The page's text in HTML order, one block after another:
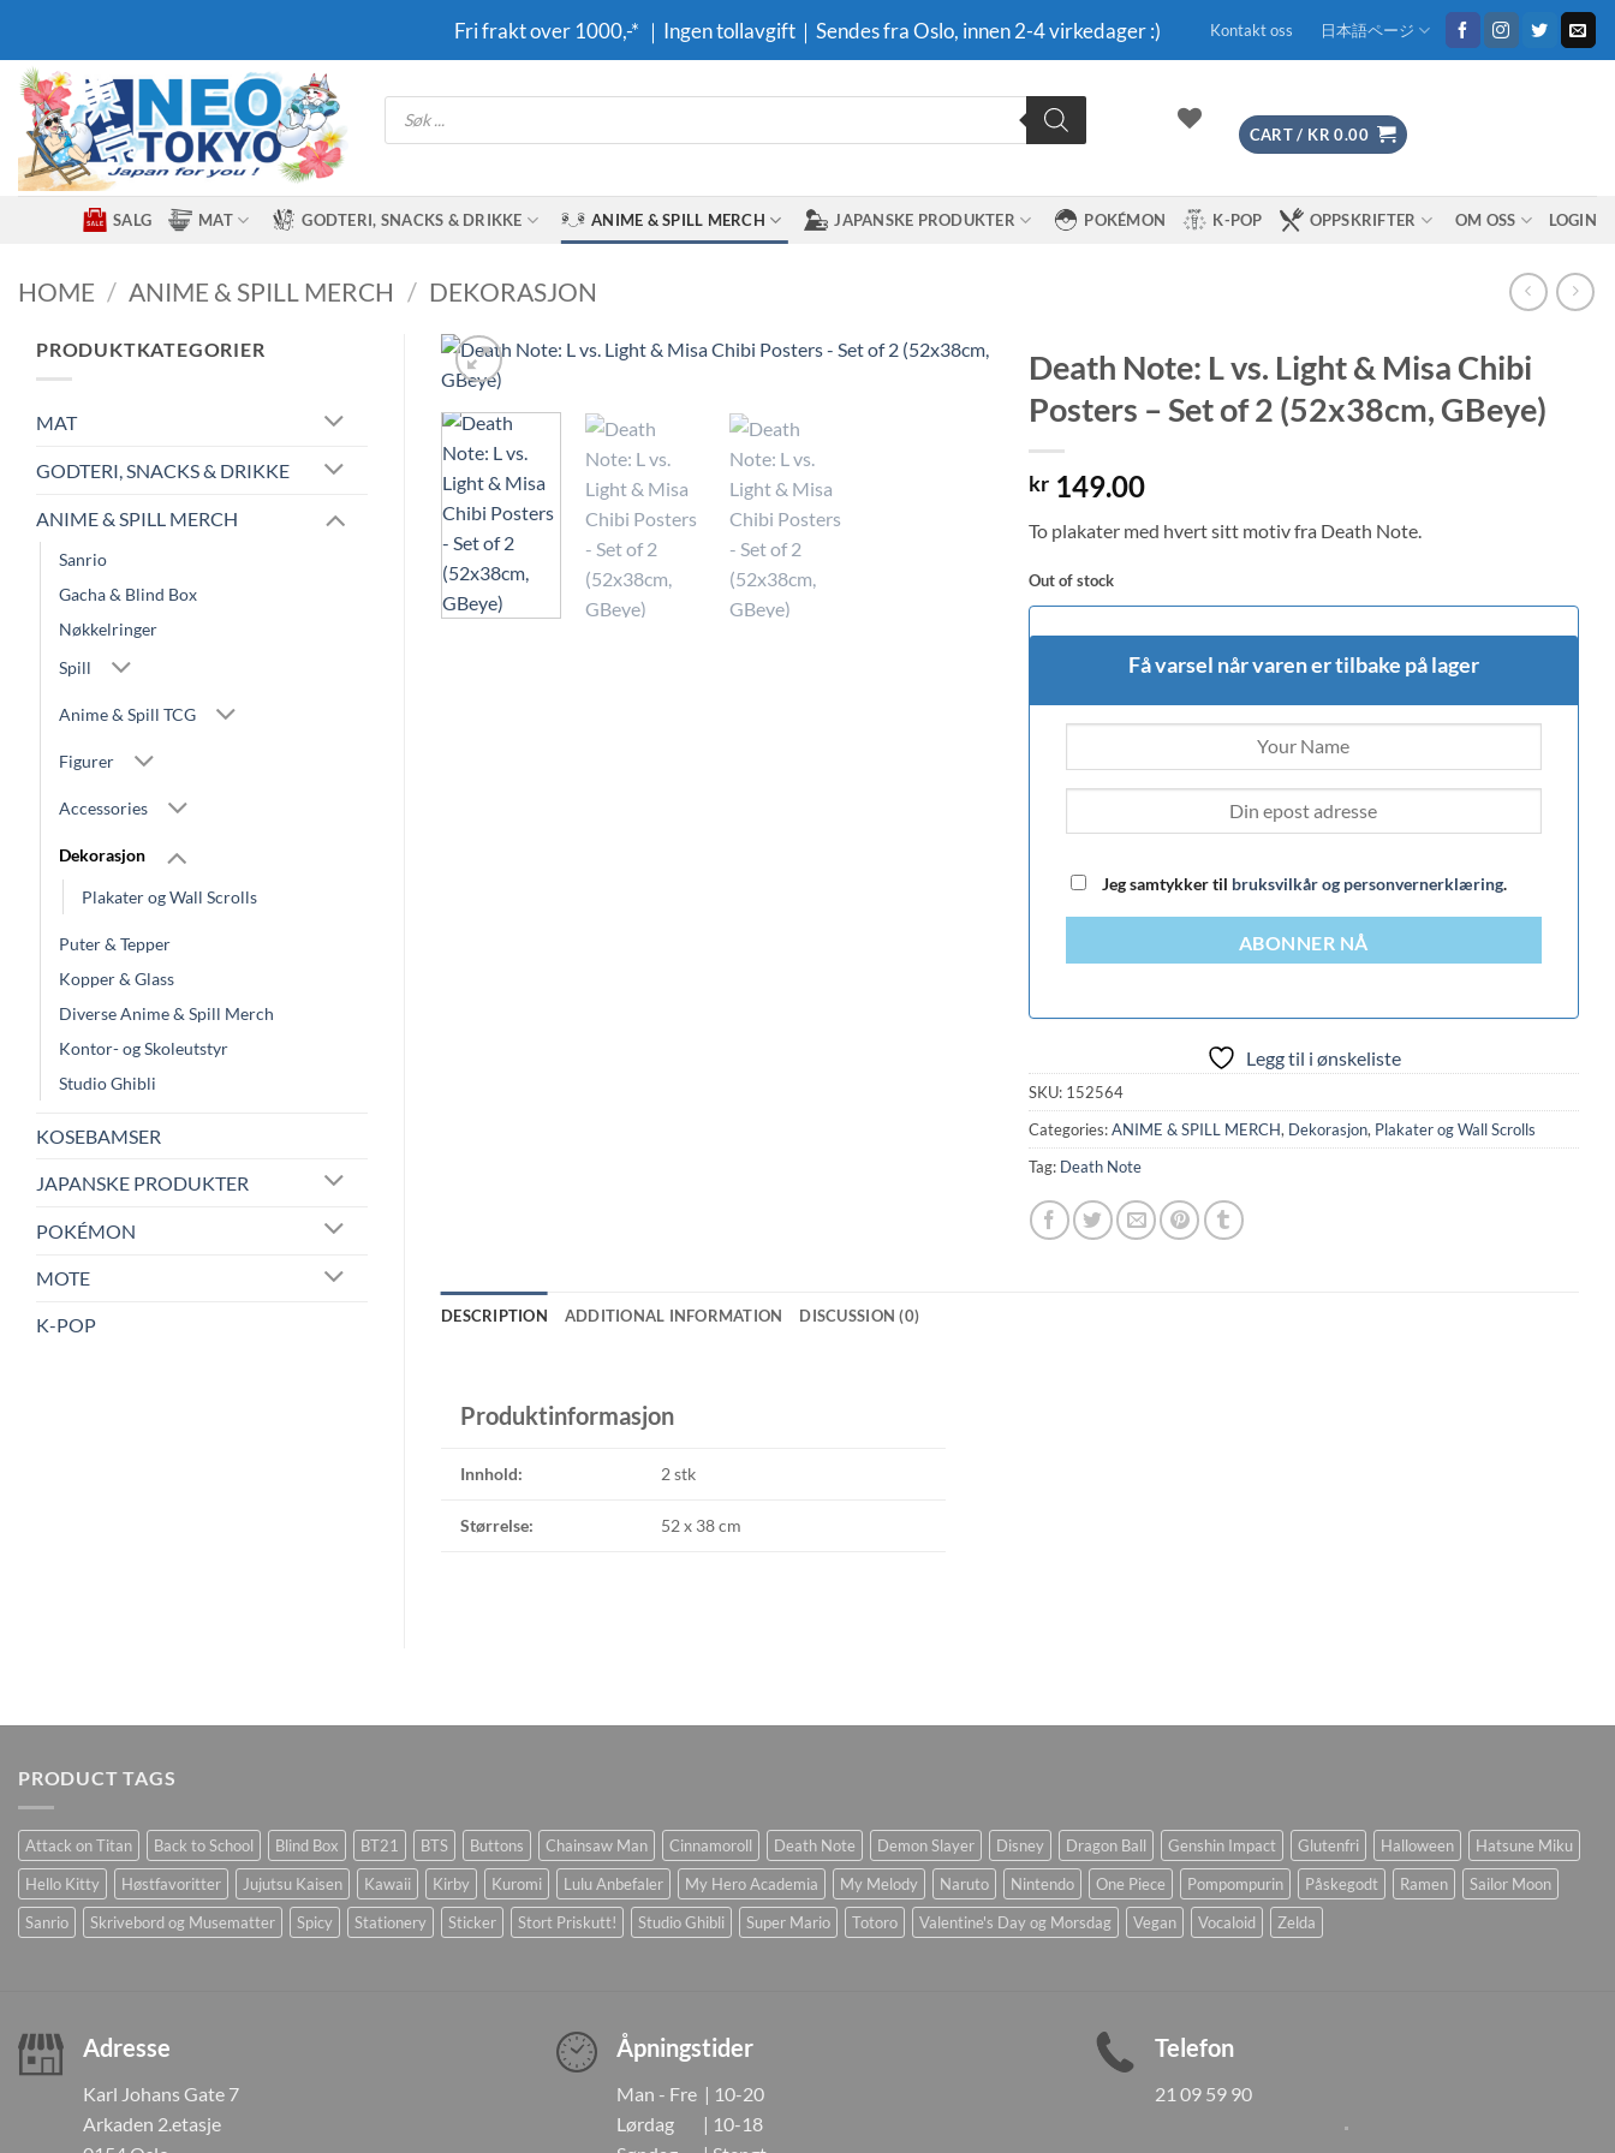
content
Fri frakt over 1000,-* ｜Ingen tollavgift｜Sendes fra Oslo, innen 2-4 virkedager :) Kontakt oss 日本語ページ
Products
search
CART / KR 0.00
SALG MAT GODTERI, SNACKS & DRIKKE ANIME & SPILL MERCH JAPANSKE PRODUKTER POKÉMON K-POP OPPSKRIFTER OM OSS LOGIN
HOME / ANIME & SPILL MERCH / DEKORASJON
PRODUKTKATEGORIER
MAT
GODTERI, SNACKS & DRIKKE
ANIME & SPILL MERCH
Sanrio
Gacha & Blind Box
Nøkkelringer
Spill
Anime & Spill TCG
Figurer
Accessories
Dekorasjon
Plakater og Wall Scrolls
Puter & Tepper
Kopper & Glass
Diverse Anime & Spill Merch
Kontor- og Skoleutstyr
Studio Ghibli
KOSEBAMSER
JAPANSKE PRODUKTER
POKÉMON
MOTE
K-POP
Death Note: L vs. Light & Misa Chibi
Posters – Set of 2 (52x38cm, GBeye)
kr149.00
To plakater med hvert sitt motiv fra Death Note.
Out of stock
Få varsel når varen er tilbake på lager
Jeg samtykker til bruksvilkår og personvernerklæring.
ABONNER NÅ
Legg til i ønskeliste
SKU: 152564
Categories:ANIME & SPILL MERCH, Dekorasjon, Plakater og Wall Scrolls
Tag: Death Note
DESCRIPTION ADDITIONAL INFORMATION DISCUSSION (0)
Produktinformasjon
Innhold: 2 stk
Størrelse: 52 x 38 cm
PRODUCT TAGS
Attack on Titan Back to School Blind Box BT21 BTS Buttons Chainsaw Man Cinnamoroll Death Note Demon Slayer Disney Dragon Ball Genshin Impact Glutenfri Halloween
Hatsune Miku
Hello Kitty
Høstfavoritter Jujutsu Kaisen Kawaii Kirby Kuromi Lulu Anbefaler My Hero Academia My Melody Naruto Nintendo One Piece Pompompurin Påskegodt Ramen
Sailor Moon
Sanrio
Skrivebord og Musematter Spicy Stationery Sticker Stort Priskutt! Studio Ghibli Super Mario Totoro Valentine's Day og Morsdag Vegan Vocaloid Zelda
Adresse
Karl Johans Gate 7
Arkaden 2.etasje
Åpningstider
Man - Fre | 10-20
Lørdag | 10-18
Telefon
21 09 59 90